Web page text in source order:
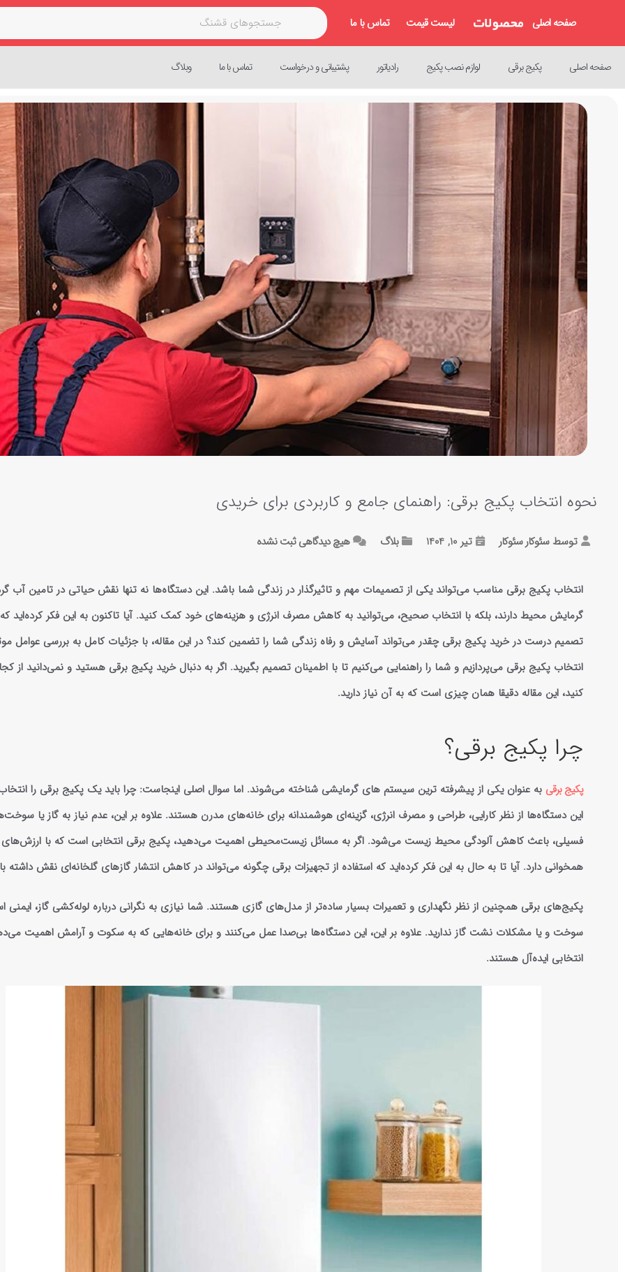
صفحه اصلی لیست قیمت تماس با ما
صفحه اصلی پکیج برقی لوازم نصب پکیج رادیاتور پشتیبانی و درخواست تماس با ما وبلاگ
نحوه انتخاب پکیج برقی: راهنمای جامع و کاربردی برای خریدی
توسطسئوکار سئوکار تیر 10, 1404 بلاگ هیچ دیدگاهیثبت نشده
انتخاب پکیج برقی مناسب می‌تواند یکی از تصمیمات مهم و تاثیرگذار در زندگی شما باشد. این دستگاه‌ها نه تنها نقش حیاتی در تامین آب
گرمایش محیط دارند، بلکه با انتخاب صحیح، می‌توانید به کاهش مصرف انرژی و هزینه‌های خود کمک کنید. آیا تاکنون به این فکر کرده‌اید
تصمیم درست در خرید پکیج برقی چقدر می‌تواند آسایش و رفاه زندگی شما را تضمین کند؟ در این مقاله، با جزئیات کامل به بررسی عوامل
انتخاب پکیج برقی می‌پردازیم و شما را راهنمایی می‌کنیم تا با اطمینان تصمیم بگیرید. اگر به دنبال خرید پکیج برقی هستید و نمی‌دانید از
کنید، این مقاله دقیقا همان چیزی است که به آن نیاز دارید.
چرا پکیج برقی؟
پکیج‌ برقی به عنوان یکی از پیشرفته ‌ترین سیستم‌ های گرمایشی شناخته می‌شوند. اما سوال اصلی اینجاست: چرا باید یک پکیج برقی را
این دستگاه‌ها از نظر کارایی، طراحی و مصرف انرژی، گزینه‌ای هوشمندانه برای خانه‌های مدرن هستند. علاوه بر این، عدم نیاز به گاز یا
فسیلی، باعث کاهش آلودگی محیط زیست می‌شود. اگر به مسائل زیست‌محیطی اهمیت می‌دهید، پکیج برقی انتخابی است که با
همخوانی دارد. آیا تا به حال به این فکر کرده‌اید که استفاده از تجهیزات برقی چگونه می‌تواند در کاهش انتشار گازهای گلخانه‌ای نقش داشته
پکیج‌های برقی همچنین از نظر نگهداری و تعمیرات بسیار ساده‌تر از مدل‌های گازی هستند. شما نیازی به نگرانی درباره لوله‌کشی گاز، ایمنی
سوخت و یا مشکلات نشت گاز ندارید. علاوه بر این، این دستگاه‌ها بی‌صدا عمل می‌کنند و برای خانه‌هایی که به سکوت و آرامش اهمیت
انتخابی ایده‌آل هستند.